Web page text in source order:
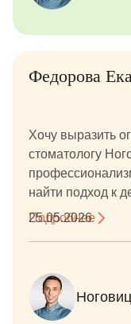
Федорова
Хочу выразить
стоматологу
найти подход к
девочек — 10 и
комфортную
внимательный,
который всё
Подробнее
25.05.2026